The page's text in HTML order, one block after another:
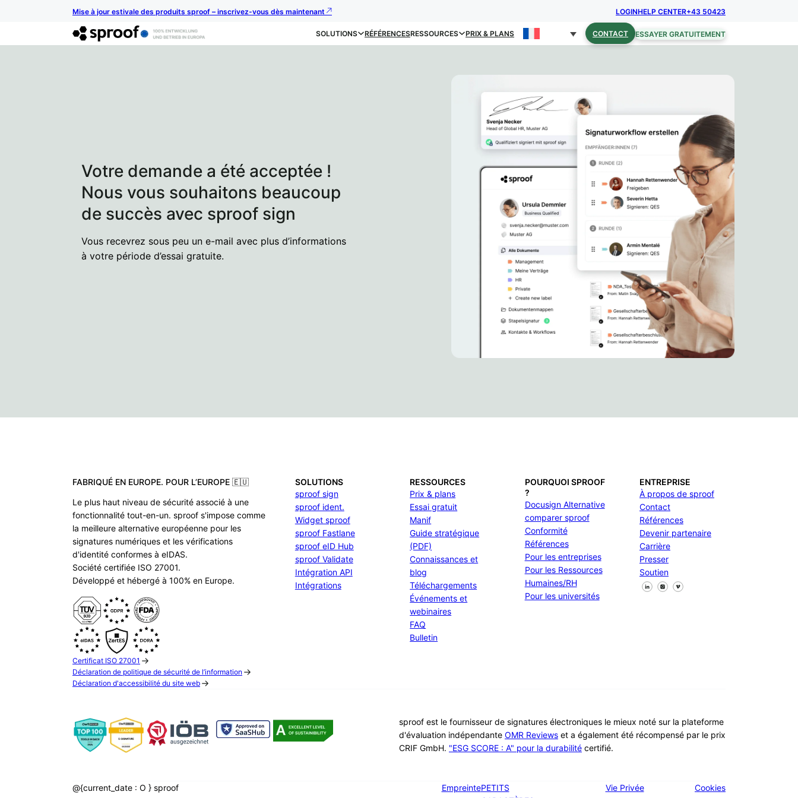
Mise à jour estivale des produits sproof – inscrivez-vous dès maintenant LOGINHELP CENTER+43 50423
SOLUTIONS RÉFÉRENCESRESSOURCES PRIX & PLANS CONTACT ESSAYER GRATUITEMENT
Votre demande a été acceptée !
Nous vous souhaitons beaucoup
de succès avec sproof sign
Vous recevrez sous peu un e-mail avec plus d’informations
à votre période d’essai gratuite.
FABRIQUÉ EN EUROPE. POUR L’EUROPE 🇪🇺
Le plus haut niveau de sécurité associé à une
fonctionnalité tout-en-un. sproof s'impose comme
la meilleure alternative européenne pour les
signatures numériques et les vérifications
d'identité conformes à eIDAS.
Société certifiée ISO 27001.
Développé et hébergé à 100% en Europe.
Certificat ISO 27001
Déclaration de politique de sécurité de l’information
Déclaration d'accessibilité du site web
SOLUTIONS
sproof sign
sproof ident.
Widget sproof
sproof Fastlane
sproof eID Hub
sproof Validate
Intégration API
Intégrations
RESSOURCES
Prix & plans
Essai gratuit
Manif
Guide stratégique
(PDF)
Connaissances et
blog
Téléchargements
Événements et
webinaires
FAQ
Bulletin
POURQUOI SPROOF
?
Docusign Alternative
comparer sproof
Conformité
Références
Pour les entreprises
Pour les Ressources
Humaines/RH
Pour les universités
ENTREPRISE
À propos de sproof
Contact
Références
Devenir partenaire
Carrière
Presser
Soutien
Suivez-nous sur Facebook
Suivez-nous sur X
Suivez-nous sur LinkedIn
sproof est le fournisseur de signatures électroniques le mieux noté sur la plateforme
d'évaluation indépendante OMR Reviews et a également été récompensé par le prix
CRIF GmbH. "ESG SCORE : A" pour la durabilité certifié.
@{current_date : O } sproof EmpreintePETITS
Vie Privée Cookies